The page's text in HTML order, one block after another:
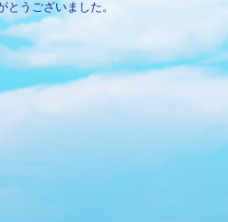
とうございました。